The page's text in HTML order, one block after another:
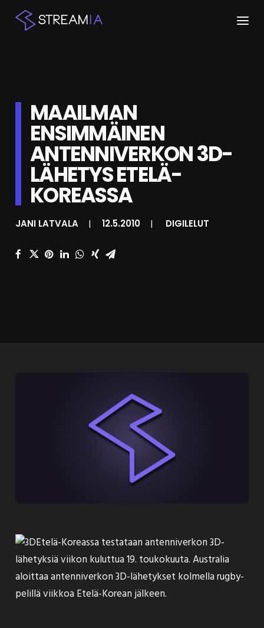
STREAMIT
KESKUSTELU
SHOP
MAAILMAN
ENSIMMÄINEN
ANTENNIVERKON 3D-
LÄHETYS ETELÄ-
KOREASSA
JANI LATVALA | 12.5.2010 | DIGILELUT
Etelä-Koreassa testataan antenniverkon 3D-
lähetyksiäviikon kuluttua 19. toukokuuta. Australia
aloittaa antenniverkon3D-lähetykset kolmella rugby-
pelilläviikkoa Etelä-Korean jälkeen.